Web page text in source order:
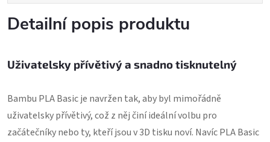
Detailní popis produktu
Uživatelsky přívětivý a snadno tisknutelný
Bambu PLA Basic je navržen tak, aby byl mimořádně
uživatelsky přívětivý, což z něj činí ideální volbu pro
začátečníky nebo ty, kteří jsou v 3D tisku noví. Navíc PLA Basic